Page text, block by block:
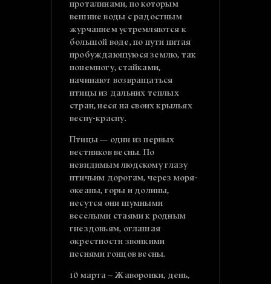
проталинами, по которым
вешние воды с радостным
журчанием устремляются к
большой воде, по пути питая
пробуждающуюся землю, так
понемногу, стайками,
начинают возвращаться
птицы из дальних теплых
стран, неся на своих крыльях
весну-красну.
Птицы — одни из первых
вестников весны. По
невидимым людскому глазу
птичьим дорогам, через моря-
океаны, горы и долины,
несутся они шумными
веселыми стаями к родным
гнездовьям, оглашая
окрестности звонкими
песнями гонцов весны.
10 марта – Жаворонки, день,